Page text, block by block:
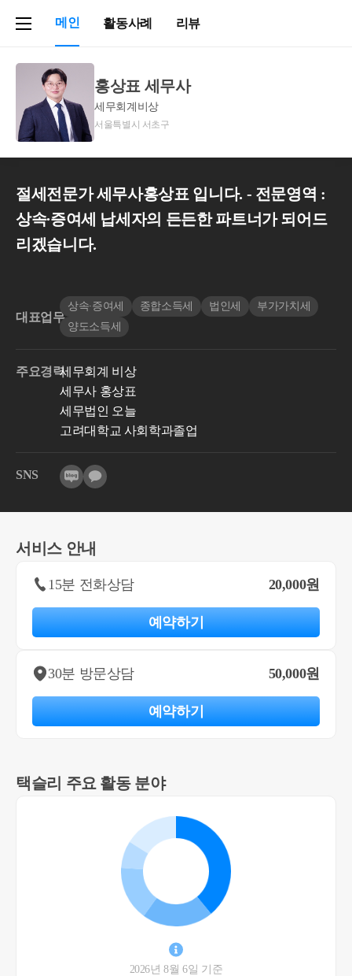
메인 활동사례 리뷰
홍상표 세무사
세무회계비상
서울특별시 서초구
절세전문가 세무사홍상표 입니다. - 전문영역 :
상속∙증여세 납세자의 든든한 파트너가 되어드
리겠습니다.
대표업무
상속∙증여세 종합소득세 법인세
부가가치세
양도소득세
주요경력세무회계 비상
세무사 홍상표
세무법인 오늘
고려대학교 사회학과졸업
SNS
서비스 안내
15분 전화상담 20,000원
예약하기
30분 방문상담 50,000원
예약하기
택슬리 주요 활동 분야
2026년 8월 6일 기준